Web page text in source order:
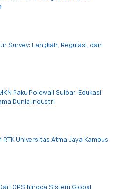
Survey: Langkah, Regulasi, dan
Paku Polewali Sulbar: Edukasi
Dunia Industri
RTK Universitas Atma Jaya Kampus
GPS hingga Sistem Global